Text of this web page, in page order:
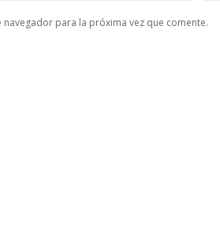
para la próxima vez que comente.